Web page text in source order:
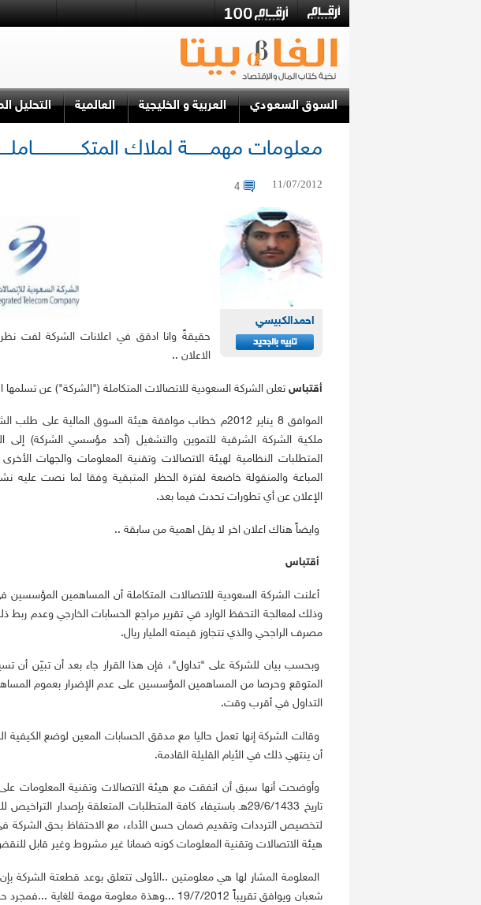
السوق السعودي العربية و الخليجية العالمية التحليل
معلومات مهمـــــــة لملاك
11/07/2012
4
احمدالكبيسي
حقيقةً وانا ادقق في اعلانات الشركة لفت
الاعلان ..
أقتباستعلن الشركة السعودية للاتصالات المتكاملة ("الشركة") عن تسلمها الأحد 14 صفر
ملكية الشركة الشرقية للتموين والتشغيل (أحد مؤسسي الشركة) إلى
المتطلبات النظامية لهيئة الاتصالات وتقنية المعلومات والجهات
المباعة والمنقولة خاضعة لفترة الحظر المتبقية وفقا لما نصت عليه
الإعلان عن أي تطورات تحدث فيما بعد.
وايضاً هناك اعلان اخر لا يقل اهمية من سابقة ..
أقتباس
أعلنت الشركة السعودية للاتصالات المتكاملة أن المساهمين المؤسسين في
وذلك لمعالجة التحفظ الوارد في تقرير مراجع الحسابات الخارجي وعدم
مصرف الراجحي والذي تتجاوز قيمته المليار ريال.
وبحسب بيان للشركة على "تداول"، فإن هذا القرار جاء بعد أن تبيّن أن
المتوقع وحرصا من المساهمين المؤسسين على عدم الإضرار بعموم
التداول في أقرب وقت.
وقالت الشركة إنها تعمل حاليا مع مدقق الحسابات المعين لوضع الكيفية
أن ينتهي ذلك في الأيام القليلة القادمة.
وأوضحت أنها سبق أن اتفقت مع هيئة الاتصالات وتقنية المعلومات
تاريخ 29/6/1433هـ باستيفاء كافة المتطلبات المتعلقة بإصدار
لتخصيص الترددات وتقديم ضمان حسن الأداء، مع الاحتفاظ بحق الشركة
هيئة الاتصالات وتقنية المعلومات كونه ضمانا غير مشروط وغير قابل
شعبان ويوافق تقريباً 19/7/2012 ...وهذة معلومة